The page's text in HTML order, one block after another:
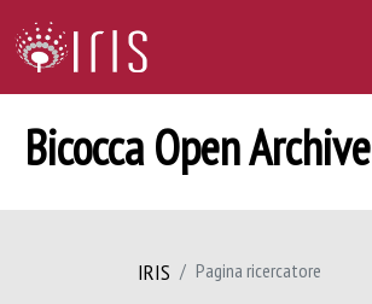
Bicocca Open Archive
IRIS Pagina ricercatore